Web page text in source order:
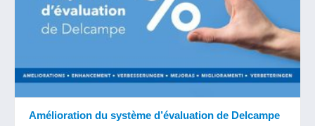
Amélioration du système d’évaluation de Delcampe